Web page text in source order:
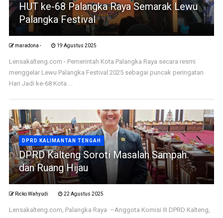
HUT ke-68 Palangka Raya Semarak Lewu
Palangka Festival
maradona - 19 Agustus 2025
Lensakalteng.com - Pemerintah Kota Palangka Raya secara resmi
menggelar Lewu Palangka Festival 2025 sebagai puncak peringatan
Hari Jadi ke-68 Kota ...
DPRD KALIMANTAN TENGAH
DPRD Kalteng Soroti Masalah Sampah
dan Ruang Hijau
Ricko Wahyudi 22 Agustus 2025
Lensakalteng.com, Palangka Raya –Anggota Komisi III DPRD Kalteng,